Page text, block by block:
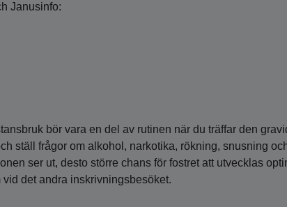
Janusinfo:
bör vara en del av rutinen när du träffar den
ställ frågor om alkohol, narkotika, rökning, snusning
ser ut, desto större chans för fostret att utvecklas
det andra inskrivningsbesöket.